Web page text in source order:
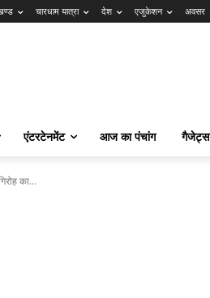
चारधाम यात्रा देश एजुकेशन अवसर
एंटरटेनमेंट आज का पंचांग गैजेट्स
का...